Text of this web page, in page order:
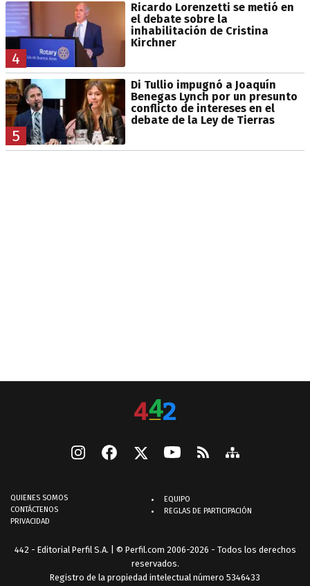
4
Ricardo Lorenzetti se metió en
el debate sobre la
inhabilitación de Cristina
Kirchner
5
Di Tullio impugnó a Joaquín
Benegas Lynch por un presunto
conflicto de intereses en el
debate de la Ley de Tierras
QUIENES SOMOS
CONTÁCTENOS
PRIVACIDAD
EQUIPO
REGLAS DE PARTICIPACIÓN
442 - Editorial Perfil S.A. | © Perfil.com 2006-2026 - Todos los derechos
reservados.
Registro de la propiedad intelectual número 5346433